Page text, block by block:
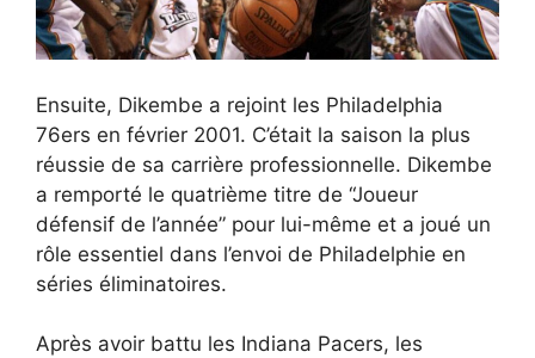
Ensuite, Dikembe a rejoint les Philadelphia
76ers en février 2001. C’était la saison la plus
réussie de sa carrière professionnelle. Dikembe
a remporté le quatrième titre de “Joueur
défensif de l’année” pour lui-même et a joué un
rôle essentiel dans l’envoi de Philadelphie en
séries éliminatoires.
Après avoir battu les Indiana Pacers, les